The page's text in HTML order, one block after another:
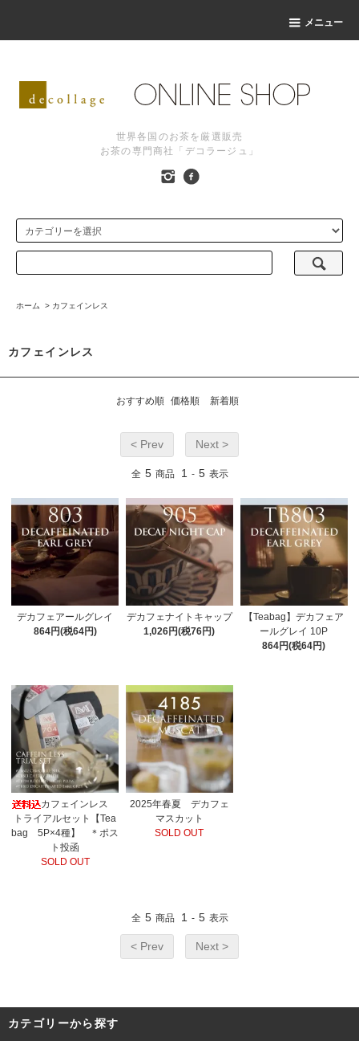
メニュー
世界各国のお茶を厳選販売
お茶の専門商社「デコラージュ」
ホーム > カフェインレス
カフェインレス
おすすめ順 価格順 新着順
< Prev Next >
全 5 商品 1 - 5 表示
デカフェアールグレイ
864円(税64円)
デカフェナイトキャップ
1,026円(税76円)
【Teabag】デカフェア
ールグレイ 10P
864円(税64円)
カフェインレス
トライアルセット【Tea
bag 5P×4種】 ＊ポス
ト投函
SOLD OUT
2025年春夏 デカフェ
マスカット
SOLD OUT
全 5 商品 1 - 5 表示
< Prev Next >
カテゴリーから探す